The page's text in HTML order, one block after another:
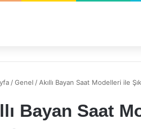
/Genel / Akıllı Bayan Saat Modelleri ile
Bayan Saat